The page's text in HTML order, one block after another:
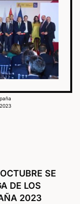
2023
SE
DE LOS
2023